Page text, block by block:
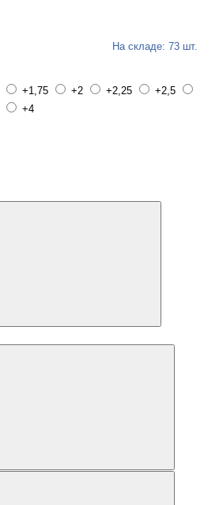
На складе: 73 шт.
+1,75 +2 +2,25
+2,5
+4